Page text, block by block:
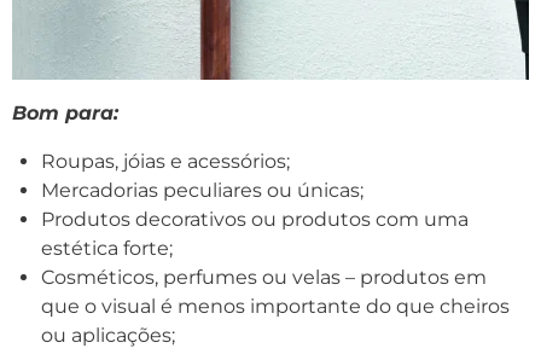
Bom para:
Roupas, jóias e acessórios;
Mercadorias peculiares ou únicas;
Produtos decorativos ou produtos com uma
estética forte;
Cosméticos, perfumes ou velas – produtos em
que o visual é menos importante do que cheiros
ou aplicações;